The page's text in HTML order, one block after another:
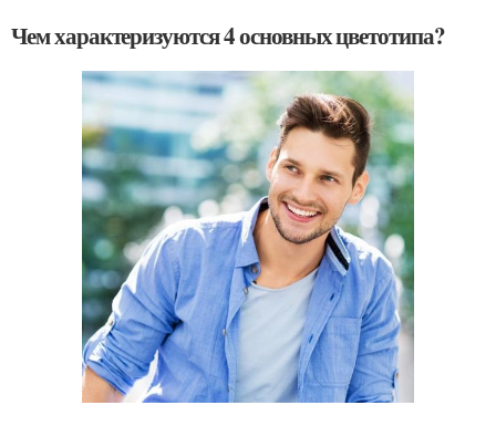
Чем характеризуются 4 основных цветотипа?